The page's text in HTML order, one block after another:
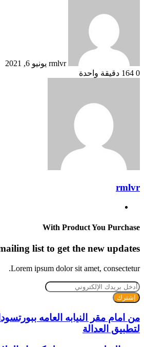
rmlvr يونيو 6, 2021
0
دقيقة واحدة
rmlvr
With Product You Purchase
list to get the new updates!
Lorem ipsum dolor sit amet, consectetur.
أدخل
بريدك
الإلكتروني
من امام مقر النيابه العامه
لتطبيق العدالة